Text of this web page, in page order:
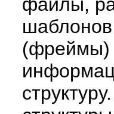
(фреймы)